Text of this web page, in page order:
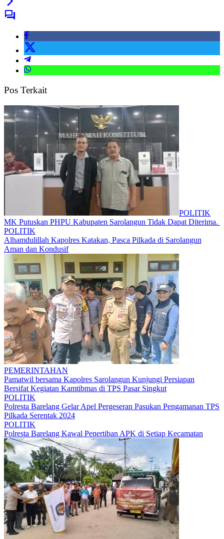
Pos Terkait
POLITIK
MK Putuskan PHPU Kabupaten Sarolangun Tidak Dapat Diterima.
POLITIK
Alhamdulillah Kapolres Katakan, Pasca Pilkada di Sarolangun
Aman dan Kondusif
PEMERINTAHAN
Pamatwil bersama Kapolres Sarolangun Kunjungi Persiapan
Bersifat Kegiatan Kamtibmas di TPS Pasar Singkut
POLITIK
Polresta Barelang Gelar Apel Pergeseran Pasukan Pengamanan TPS
Pilkada Serentak 2024
POLITIK
Polresta Barelang Kawal Penertiban APK di Setiap Kecamatan